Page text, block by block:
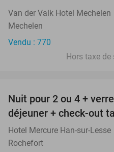
Van der Valk Hotel Mechelen
Mechelen
Vendu : 770
Hors taxe
Nuit pour 2 ou 4 +
déjeuner + check-out
Hotel Mercure Han-sur-Lesse
Rochefort